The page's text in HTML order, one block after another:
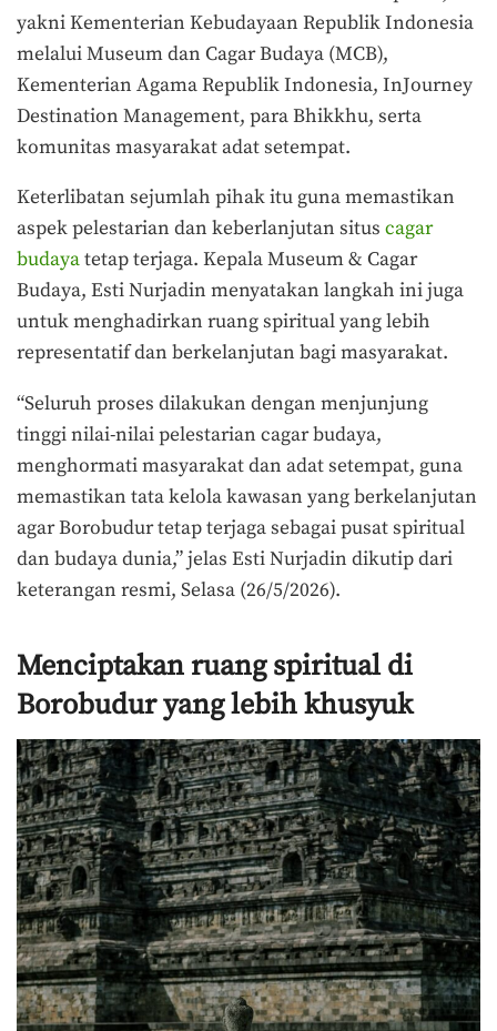
yakni Kementerian Kebudayaan Republik Indonesia
melalui Museum dan Cagar Budaya (MCB),
Kementerian Agama Republik Indonesia, InJourney
Destination Management, para Bhikkhu, serta
komunitas masyarakat adat setempat.
Keterlibatan sejumlah pihak itu guna memastikan
aspek pelestarian dan keberlanjutan situs cagar
budayatetap terjaga. Kepala Museum & Cagar
Budaya, Esti Nurjadin menyatakan langkah ini juga
untuk menghadirkan ruang spiritual yang lebih
representatif dan berkelanjutan bagi masyarakat.
“Seluruh proses dilakukan dengan menjunjung
tinggi nilai-nilai pelestarian cagar budaya,
menghormati masyarakat dan adat setempat, guna
memastikan tata kelola kawasan yang berkelanjutan
agar Borobudur tetap terjaga sebagai pusat spiritual
dan budaya dunia,” jelas Esti Nurjadin dikutip dari
keterangan resmi, Selasa (26/5/2026).
Menciptakan ruang spiritual di
Borobudur yang lebih khusyuk